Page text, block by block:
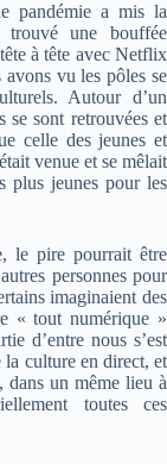
pandémie a mis la
une bouffée
à tête avec Netflix
vu les pôles se
Autour d’un
se sont retrouvées et
celle des jeunes et
venue et se mêlait
plus jeunes pour les
le pire pourrait être
personnes pour
imaginaient des
« tout numérique »
d’entre nous s’est
la culture en direct, et
un même lieu à
toutes ces